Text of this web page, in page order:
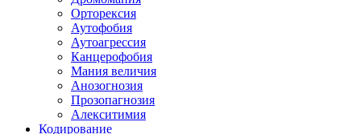
Орторексия
Аутофобия
Аутоагрессия
Канцерофобия
Мания величия
Анозогнозия
Прозопагнозия
Алекситимия
Кодирование